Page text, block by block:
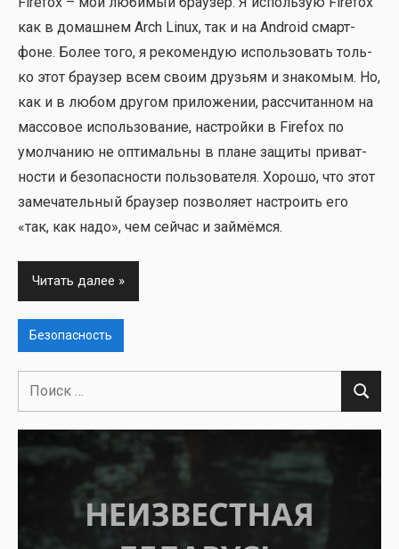
как в домаш­нем Arch Linux, так и на Android смарт­
фоне. Более того, я реко­мен­дую исполь­зо­вать толь­
ко этот бра­у­зер всем сво­им дру­зьям и зна­ко­мым. Но,
как и в любом дру­гом при­ло­же­нии, рас­счи­тан­ном на
мас­со­вое исполь­зо­ва­ние, настрой­ки в Firefox по
умол­ча­нию не опти­маль­ны в плане защи­ты при­ват­
но­сти и без­опас­но­сти поль­зо­ва­те­ля. Хоро­шо, что этот
заме­ча­тель­ный бра­у­зер поз­во­ля­ет настро­ить его
«так, как надо», чем сей­час и зай­мём­ся.
Читать далее
Безопасность
Поиск
Поиск